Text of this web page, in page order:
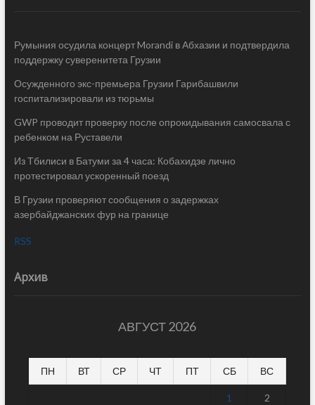
Румыния осудила концерт Morandi в Абхазии и подтвердила
поддержку суверенитета Грузии
Осужденного экс-премьера Грузии Гарибашвили
госпитализировали из тюрьмы
GWP проводит проверку после опрокидывания самосвала с
ребенком на Руставели
Из Тбилиси в Батуми за 4 часа: Кобахидзе лично
протестировал ускоренный поезд
В Грузии проверяют сообщения о задержках
азербайджанских фур на границе
RSS
Архив
АВГУСТ 2026
ПН ВТ СР ЧТ ПТ СБ ВС
1 2